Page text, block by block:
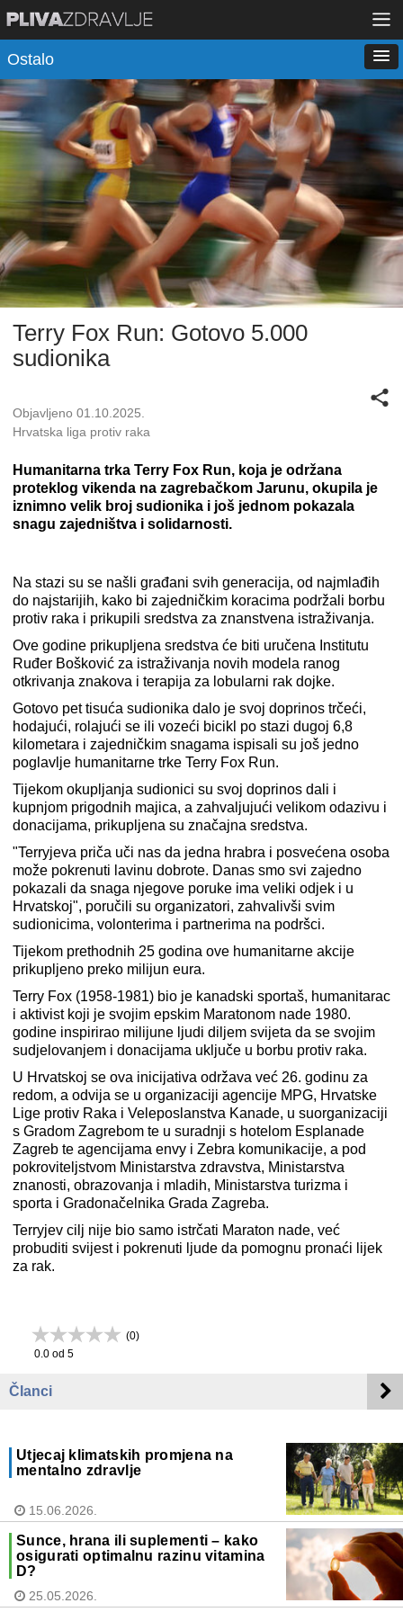
Ostalo
Terry Fox Run: Gotovo 5.000
sudionika
Objavljeno 01.10.2025.
Hrvatska liga protiv raka
Humanitarna trka Terry Fox Run, koja je održana
proteklog vikenda na zagrebačkom Jarunu, okupila je
iznimno velik broj sudionika i još jednom pokazala
snagu zajedništva i solidarnosti.
Na stazi su se našli građani svih generacija, od najmlađih
do najstarijih, kako bi zajedničkim koracima podržali borbu
protiv raka i prikupili sredstva za znanstvena istraživanja.
Ove godine prikupljena sredstva će biti uručena Institutu
Ruđer Bošković za istraživanja novih modela ranog
otkrivanja znakova i terapija za lobularni rak dojke.
Gotovo pet tisuća sudionika dalo je svoj doprinos trčeći,
hodajući, rolajući se ili vozeći bicikl po stazi dugoj 6,8
kilometara i zajedničkim snagama ispisali su još jedno
poglavlje humanitarne trke Terry Fox Run.
Tijekom okupljanja sudionici su svoj doprinos dali i
kupnjom prigodnih majica, a zahvaljujući velikom odazivu i
donacijama, prikupljena su značajna sredstva.
"Terryjeva priča uči nas da jedna hrabra i posvećena osoba
može pokrenuti lavinu dobrote. Danas smo svi zajedno
pokazali da snaga njegove poruke ima veliki odjek i u
Hrvatskoj", poručili su organizatori, zahvalivši svim
sudionicima, volonterima i partnerima na podršci.
Tijekom prethodnih 25 godina ove humanitarne akcije
prikupljeno preko milijun eura.
Terry Fox (1958-1981) bio je kanadski sportaš, humanitarac
i aktivist koji je svojim epskim Maratonom nade 1980.
godine inspirirao milijune ljudi diljem svijeta da se svojim
sudjelovanjem i donacijama uključe u borbu protiv raka.
U Hrvatskoj se ova inicijativa održava već 26. godinu za
redom, a odvija se u organizaciji agencije MPG, Hrvatske
Lige protiv Raka i Veleposlanstva Kanade, u suorganizaciji
s Gradom Zagrebom te u suradnji s hotelom Esplanade
Zagreb te agencijama envy i Zebra komunikacije, a pod
pokroviteljstvom Ministarstva zdravstva, Ministarstva
znanosti, obrazovanja i mladih, Ministarstva turizma i
sporta i Gradonačelnika Grada Zagreba.
Terryjev cilj nije bio samo istrčati Maraton nade, već
probuditi svijest i pokrenuti ljude da pomognu pronaći lijek
za rak.
(0)
0.0 od 5
Članci
Utjecaj klimatskih promjena na
mentalno zdravlje
15.06.2026.
Sunce, hrana ili suplementi – kako
osigurati optimalnu razinu vitamina
D?
25.05.2026.